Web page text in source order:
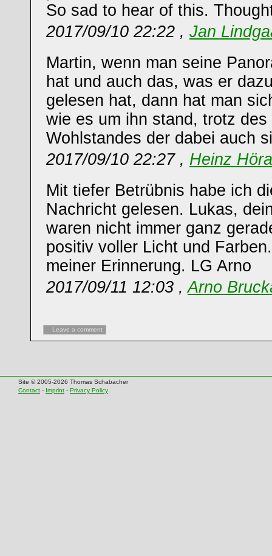
So sad to hear of this.
2017/09/10 22:22 , Jan
Martin, wenn man seine
hat und auch das, was er
gelesen hat, dann hat man
wie es um ihn stand, trotz des
Wohlstandes der dabei auch
2017/09/10 22:27 , Heinz Höra
Mit tiefer Betrübnis habe ich
Nachricht gelesen. Lukas,
waren nicht immer ganz
positiv voller Licht und
meiner Erinnerung. LG Arno
2017/09/11 12:03 ,Arno
Leave a comment
Site © 2005-2026 Thomas Schabacher
Contact - Imprint - Privacy Policy